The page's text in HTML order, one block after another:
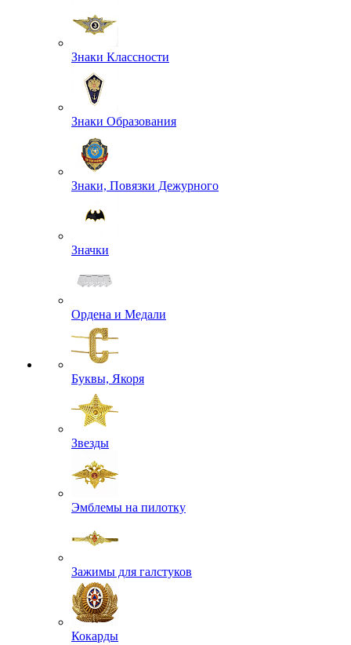
Знаки Классности
Знаки Образования
Знаки, Повязки Дежурного
Значки
Ордена и Медали
Буквы, Якоря
Звезды
Эмблемы на пилотку
Зажимы для галстуков
Кокарды